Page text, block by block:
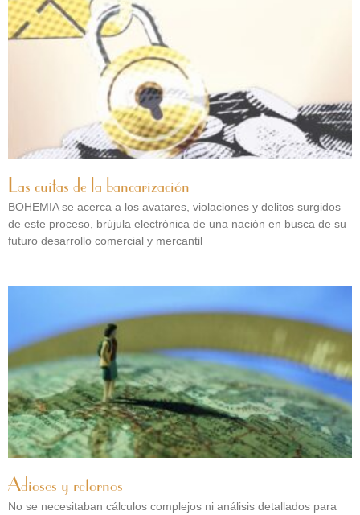
Las cuitas de la bancarización
BOHEMIA se acerca a los avatares, violaciones y delitos surgidos
de este proceso, brújula electrónica de una nación en busca de su
futuro desarrollo comercial y mercantil
Adioses y retornos
No se necesitaban cálculos complejos ni análisis detallados para